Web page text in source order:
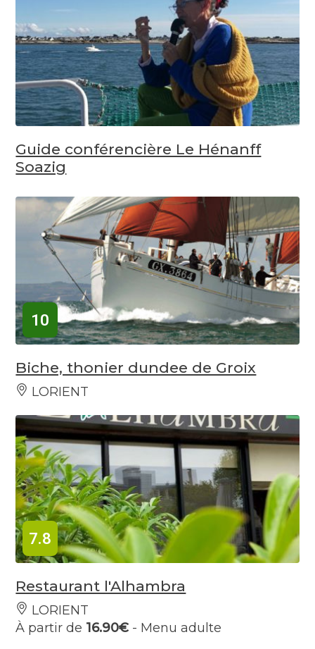
Guide conférencière Le Hénanff
Soazig
10
Biche, thonier dundee de Groix
LORIENT
7.8
Restaurant l'Alhambra
LORIENT
À partir de 16.90€ - Menu adulte